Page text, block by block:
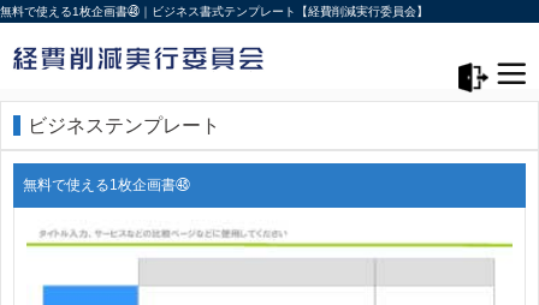
無料で使える1枚企画書㊽｜ビジネス書式テンプレート【経費削減実行委員会】
ビジネステンプレート
無料で使える1枚企画書㊽